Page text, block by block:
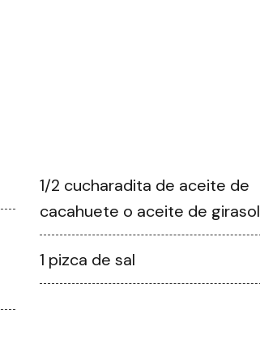
1/2 cucharadita de aceite de
cacahuete o aceite de girasol
1 pizca de sal